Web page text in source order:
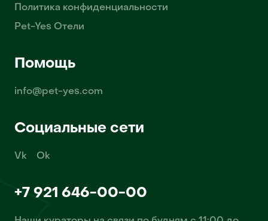
Политика конфиденциальности
Pet-Yes Отели
Помощь
info@pet-yes.com
Социальные сети
Vk Ok
+7 921 646-00-00